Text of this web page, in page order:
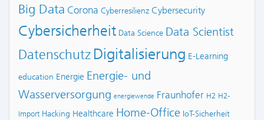
Big Data Corona Cyberresilienz Cybersecurity
Cybersicherheit Data Science Data Scientist
Datenschutz Digitalisierung E-Learning
education Energie Energie- und
Wasserversorgung energiewende Fraunhofer H2 H2-
Import Hacking Healthcare Home-Office IoT-Sicherheit